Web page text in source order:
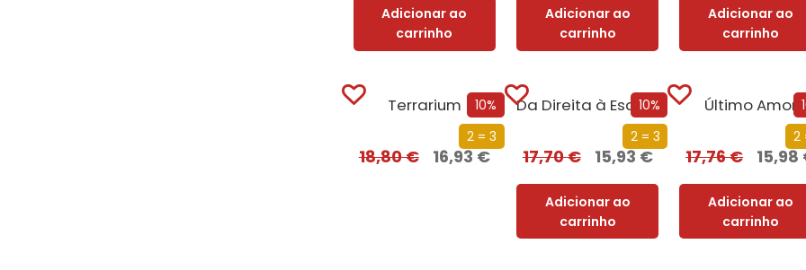
Adicionar ao
carrinho
Adicionar ao
carrinho
Adicionar ao
carrinho
10%
2 = 3
Terrarium
18,80€ 16,93€
10%
2 = 3
Da Direita à Esquerda
17,70€ 15,93€
Adicionar ao
carrinho
2
Último Amor
17,76€ 15,98
Adicionar ao
carrinho